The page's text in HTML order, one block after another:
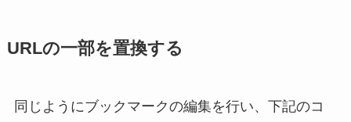
URLの一部を置換する
同じようにブックマークの編集を行い、下記のコ